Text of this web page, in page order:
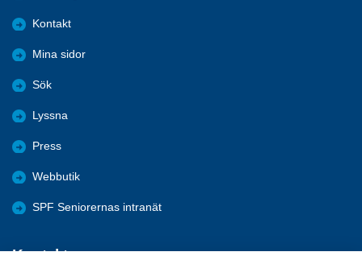
Kontakt
Mina sidor
Sök
Lyssna
Press
Webbutik
SPF Seniorernas intranät